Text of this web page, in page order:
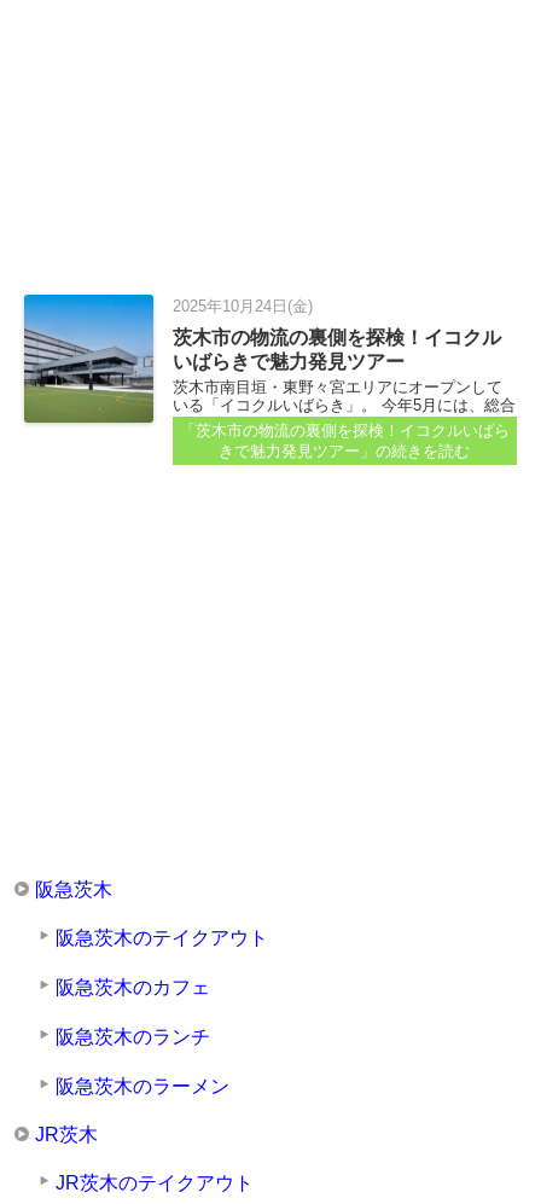
2025年10月24日(金)
茨木市の物流の裏側を探検！イコクル
いばらきで魅力発見ツアー
茨木市南目垣・東野々宮エリアにオープンして
いる「イコクルいばらき」。 今年5月には、総合
生活提案型のショッピングスクエア「アークス
クエア茨木」もオープン...
「茨木市の物流の裏側を探検！イコクルいばら
きで魅力発見ツアー」の続きを読む
阪急茨木
阪急茨木のテイクアウト
阪急茨木のカフェ
阪急茨木のランチ
阪急茨木のラーメン
JR茨木
JR茨木のテイクアウト